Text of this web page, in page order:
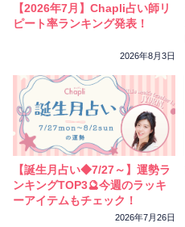
【2026年7月】Chapli占い師リ
ピート率ランキング発表！
2026年8月3日
【誕生月占い◆7/27～】運勢ラ
ンキングTOP3🔮今週のラッキ
ーアイテムもチェック！
2026年7月26日